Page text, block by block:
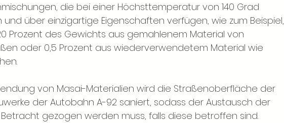
die bei einer Höchsttemperatur von 140 Grad
über einzigartige Eigenschaften verfügen, wie zum Beispiel,
Prozent des Gewichts aus gemahlenem Material von
oder 0,5 Prozent aus wiederverwendetem Material wie
von Masai-Materialien wird die Straßenoberfläche der
der Autobahn A-92 saniert, sodass der Austausch der
gezogen werden muss, falls diese betroffen sind.